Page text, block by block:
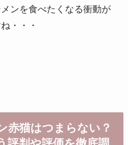
ンを食べたくなる衝動が
・・・
猫はつまらない？